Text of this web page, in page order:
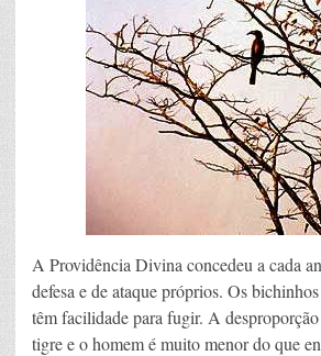
A Providência Divina concedeu a cada
defesa e de ataque próprios. Os
têm facilidade para fugir. A
tigre e o homem é muito menor do que